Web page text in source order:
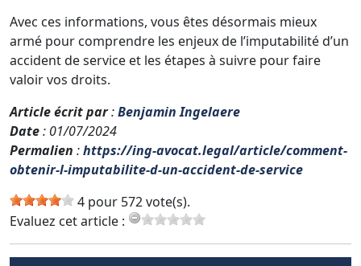
Avec ces informations, vous êtes désormais mieux
armé pour comprendre les enjeux de l’imputabilité d’un
accident de service et les étapes à suivre pour faire
valoir vos droits.
Article écrit par:Benjamin Ingelaere
Date: 01/07/2024
Permalien :https://ing-avocat.legal/article/comment-
obtenir-l-imputabilite-d-un-accident-de-service
4 pour 572 vote(s).
Evaluez cet article :